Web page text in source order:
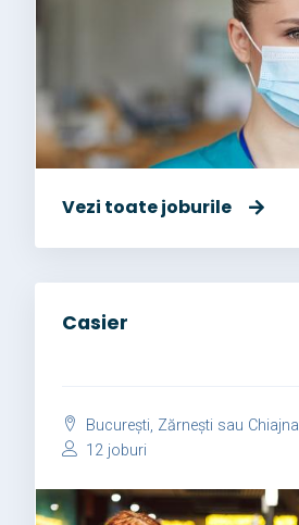
Vezi toate joburile
Casier
București, Zărnești sau Chiajna
12 joburi